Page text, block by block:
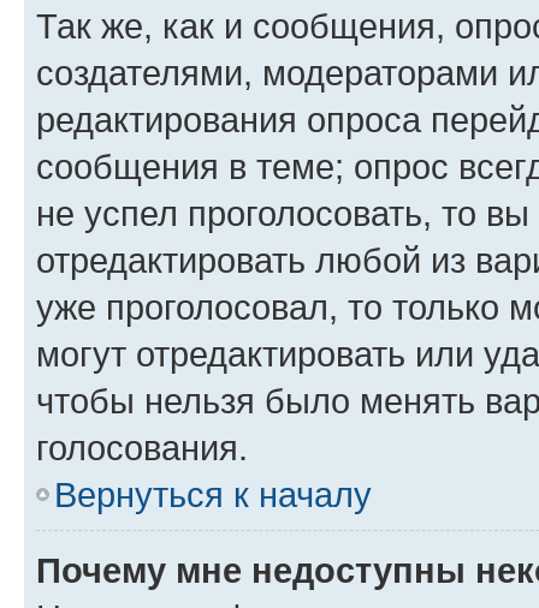
Так же, как и сообщения,
создателями, модераторами
редактирования опроса
сообщения в теме; опрос
не успел проголосовать, то
отредактировать любой из
уже проголосовал, то только
могут отредактировать или
чтобы нельзя было менять
голосования.
Вернуться к началу
Почему мне недоступны